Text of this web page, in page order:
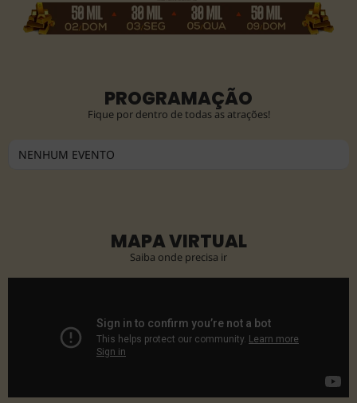
PROGRAMAÇÃO
Fique por dentro de todas as atrações!
NENHUM EVENTO
MAPA VIRTUAL
Saiba onde precisa ir